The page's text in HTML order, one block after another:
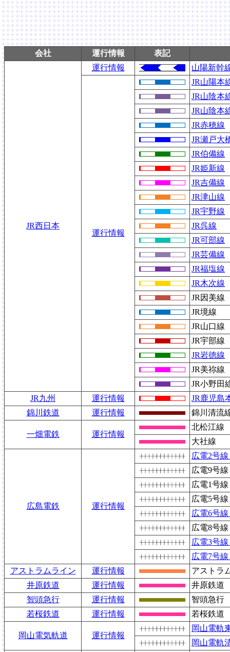
会社 運行情報 表記
JR西日本
運行情報 山陽新幹
運行情報
JR山陽本
JR山陰本
JR山陰本
JR赤穂線
JR瀬戸大
JR伯備線
JR姫新線
JR吉備線
JR津山線
JR宇野線
JR呉線
JR可部線
JR芸備線
JR福塩線
JR木次線
JR因美線
JR境線
JR山口線
JR宇部線
JR岩徳線
JR美祢線
JR小野田
JR九州
運行情報
JR鹿児島
錦川鉄道
運行情報 錦川清流
一畑電鉄 運行情報
北松江線
大社線
広島電鉄 運行情報
広電2号
広電9号
広電1号
広電5号
広電6号
広電8号
広電3号
広電7号
アストラムライン
運行情報
アストラ
井原鉄道
運行情報
井原鉄道
智頭急行
運行情報
智頭急行
若桜鉄道
運行情報 若桜鉄道
岡山電気軌道 運行情報
岡山電軌
岡山電軌